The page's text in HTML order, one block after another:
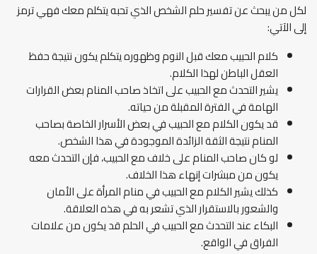
لكل من يبحث عن تفسير حلم الشخص الذي تحبه يتكلم معك فهي ترمز
إلى الآتي:
كلام الحبيب معك قبل النوم وظهوره يتكلم يكون نتيجة حفظ
العقل الباطن لهذا الكلام.
يشير التحدث مع الحبيب على اتخاذ صاحب المنام بعض القرارات
الهامة في الفترة المقبلة من حياته.
قد يكون الكلام مع الحبيب في بعض الأسرار الخاصة بصاحب
المنام نتيجة الثقة الزائدة الموجودة في هذا الشخص.
لو كان صاحب المنام على خلاف مع الحبيب، فإن التحدث معه
يكون من مبشرات إنهاء هذا الخلاف.
كذلك يشير الكلام مع الحبيب في منام المرأة على الأمان
والشعور بالاستقرار الذي تشعر به في هذه العلاقة.
البكاء عند التحدث مع الحبيب في الحلم قد يكون من علامات
الفراق في الواقع.